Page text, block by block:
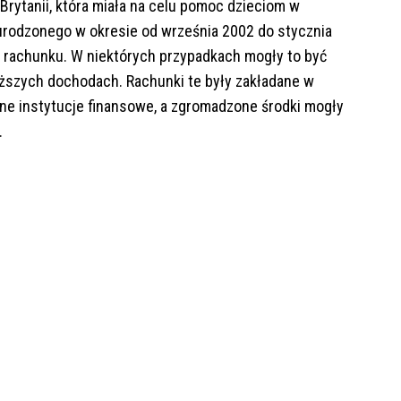
która miała na celu pomoc dzieciom w
w okresie od września 2002 do stycznia
W niektórych przypadkach mogły to być
dochodach. Rachunki te były zakładane w
instytucje finansowe, a zgromadzone środki mogły